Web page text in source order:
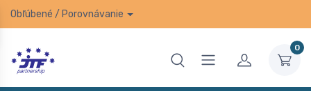
Obľúbené / Porovnávanie
0